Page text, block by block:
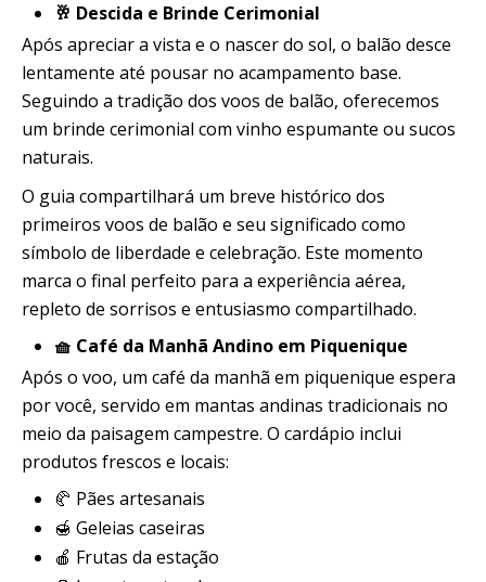
🥂 Descida e Brinde Cerimonial
Após apreciar a vista e o nascer do sol, o balão desce
lentamente até pousar no acampamento base.
Seguindo a tradição dos voos de balão, oferecemos
um brinde cerimonial com vinho espumante ou sucos
naturais.
O guia compartilhará um breve histórico dos
primeiros voos de balão e seu significado como
símbolo de liberdade e celebração. Este momento
marca o final perfeito para a experiência aérea,
repleto de sorrisos e entusiasmo compartilhado.
🧺 Café da Manhã Andino em Piquenique
Após o voo, um café da manhã em piquenique espera
por você, servido em mantas andinas tradicionais no
meio da paisagem campestre. O cardápio inclui
produtos frescos e locais:
🥐 Pães artesanais
🍯 Geleias caseiras
🍎 Frutas da estação